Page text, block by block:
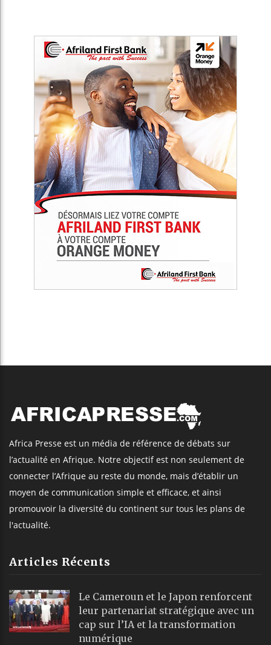
Africa Presse est un média de référence de débats sur
l’actualité en Afrique. Notre objectif est non seulement de
connecter l’Afrique au reste du monde, mais d’établir un
moyen de communication simple et efficace, et ainsi
promouvoir la diversité du continent sur tous les plans de
l'actualité.
Articles Récents
Le Cameroun et le Japon renforcent
leur partenariat stratégique avec un
cap sur l’IA et la transformation
numérique